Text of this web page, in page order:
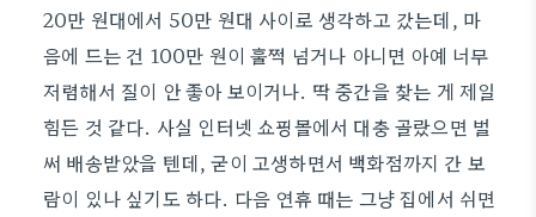
20만 원대에서 50만 원대 사이로 생각하고 갔는데, 마
음에 드는 건 100만 원이 훌쩍 넘거나 아니면 아예 너무
저렴해서 질이 안 좋아 보이거나. 딱 중간을 찾는 게 제일
힘든 것 같다. 사실 인터넷 쇼핑몰에서 대충 골랐으면 벌
써 배송받았을 텐데, 굳이 고생하면서 백화점까지 간 보
람이 있나 싶기도 하다. 다음 연휴 때는 그냥 집에서 쉬면